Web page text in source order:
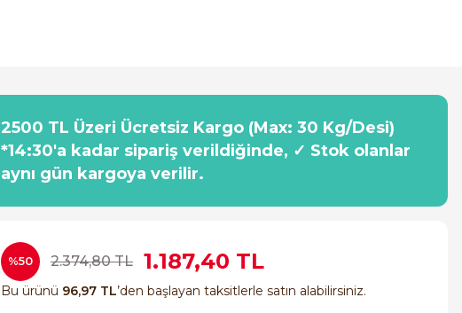
2500 TL Üzeri Ücretsiz Kargo (Max: 30 Kg/Desi)
*14:30'a kadar sipariş verildiğinde, ✓ Stok olanlar
aynı gün kargoya verilir.
%50 2.374,80 TL 1.187,40 TL
Bu ürünü 96,97 TL’den başlayan taksitlerle satın alabilirsiniz.